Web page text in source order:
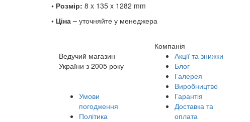
• Розмір: 8 x 135 x 1282 mm
• Ціна – уточняйте у менеджера
Ведучий магазин
України з 2005 року
Умови
погодження
Політика
Компанія
Акції та знижки
Блог
Галерея
Виробництво
Гарантія
Доставка та
оплата